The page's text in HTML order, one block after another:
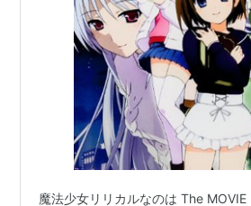
魔法少女リリカルなのは The MOVIE